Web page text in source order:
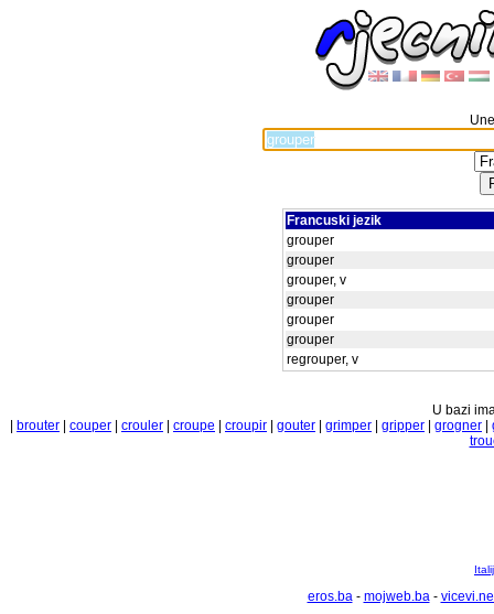
Francuski jezik
grouper
grouper
grouper, v
grouper
grouper
grouper
regrouper, v
U bazi
brouter couper crouler croupe croupir gouter grimper gripper grogner
eros.ba- mojweb.ba-